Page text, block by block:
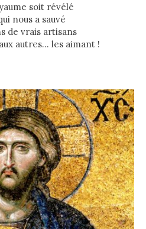
soit révélé
nous a sauvé
de vrais artisans
autres… les aimant !